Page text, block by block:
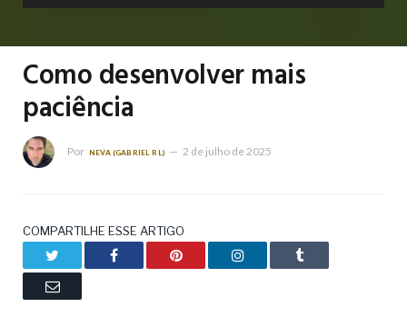
Como desenvolver mais
paciência
Por NEVA (GABRIEL RL) 2 de julho de 2025
COMPARTILHE ESSE ARTIGO
Facebook Pinterest LinkedIn Tumblr
Email